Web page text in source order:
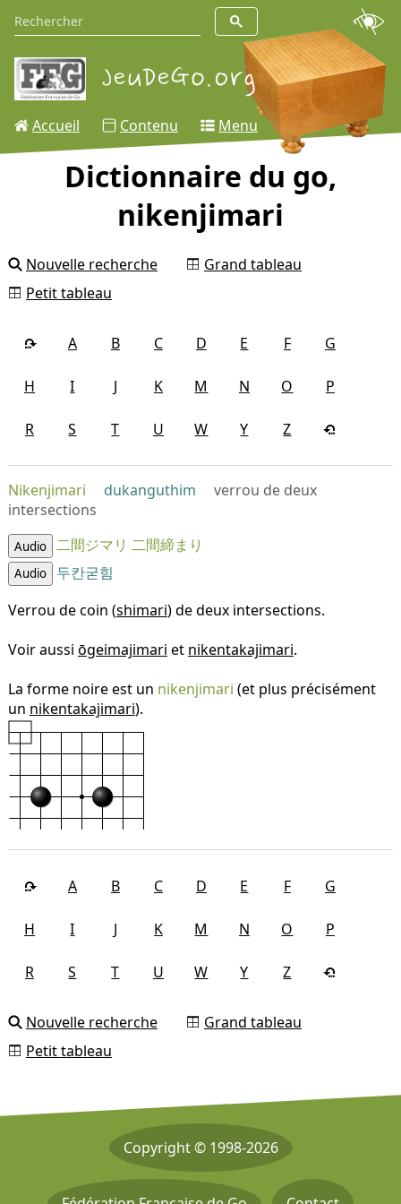
Accueil Contenu Menu
Dictionnaire du go,
nikenjimari
Nouvelle recherche
Grand tableau
Petit tableau
A B C D E F G
H I J K M N O P
R S T U W Y Z
Nikenjimari dukanguthim
verrou de deux
intersections
Audio 二間ジマリ 二間締まり
Audio
두칸굳힘
Verrou de coin (shimari) de deux intersections.
Voir aussi ōgeimajimari et nikentakajimari.
La forme noire est un nikenjimari (et plus précisément
un nikentakajimari).
A B C D E F G
H I J K M N O P
R S T U W Y Z
Nouvelle recherche
Grand tableau
Petit tableau
Copyright © 1998-2026